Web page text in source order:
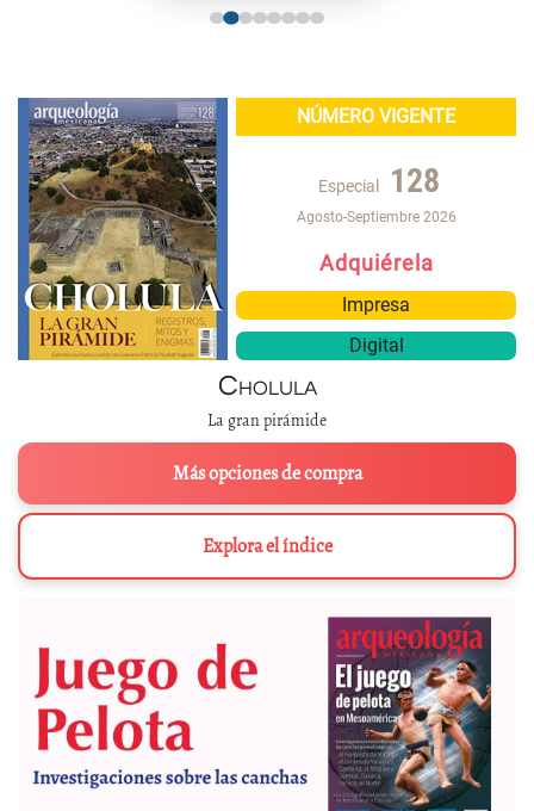
NÚMERO VIGENTE
Especial 128
Agosto-Septiembre 2026
Adquiérela
Impresa
Digital
Cholula
La gran pirámide
Más opciones de compra
Explora el índice